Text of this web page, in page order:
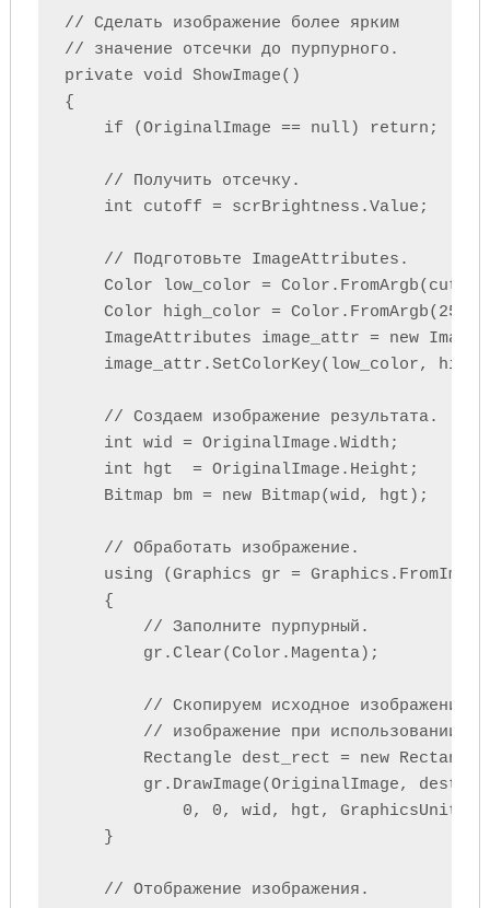
// Сделать изображение более ярким
// значение отсечки до пурпурного.
private void ShowImage()
{
    if (OriginalImage == null) return;
    // Получить отсечку.
    int cutoff = scrBrightness.Value;
    // Подготовьте ImageAttributes.
Color low_color =
Color high_color = Color.FromArgb(255,
ImageAttributes image_attr = new
image_attr.SetColorKey(low_color,
    // Создаем изображение результата.
    int wid = OriginalImage.Width;
    int hgt  = OriginalImage.Height;
    Bitmap bm = new Bitmap(wid, hgt);
    // Обработать изображение.
using (Graphics gr =
    {
        // Заполните пурпурный.
        gr.Clear(Color.Magenta);
// Скопируем исходное изображение
// изображение при использовании
Rectangle dest_rect = new
gr.DrawImage(OriginalImage,
0, 0, wid, hgt,
    }
    // Отображение изображения.